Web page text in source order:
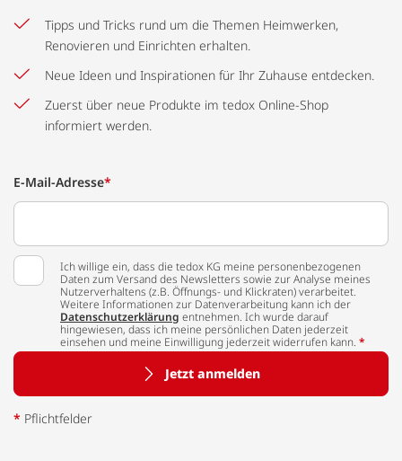
Tipps und Tricks rund um die Themen Heimwerken,
Renovieren und Einrichten erhalten.
Neue Ideen und Inspirationen für Ihr Zuhause entdecken.
Zuerst über neue Produkte im tedox Online-Shop
informiert werden.
E-Mail-Adresse*
Ich willige ein, dass die tedox KG meine personenbezogenen
Daten zum Versand des Newsletters sowie zur Analyse meines
Nutzerverhaltens (z.B. Öffnungs- und Klickraten) verarbeitet.
Weitere Informationen zur Datenverarbeitung kann ich der
Datenschutzerklärung entnehmen. Ich wurde darauf
hingewiesen, dass ich meine persönlichen Daten jederzeit
einsehen und meine Einwilligung jederzeit widerrufen kann. *
Jetzt anmelden
* Pflichtfelder